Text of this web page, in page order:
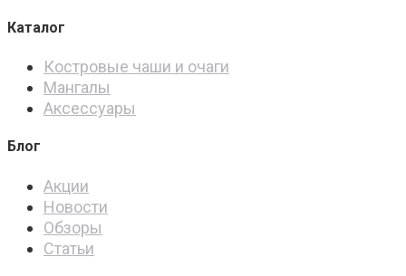
Каталог
Костровые чаши и очаги
Мангалы
Аксессуары
Блог
Акции
Новости
Обзоры
Статьи